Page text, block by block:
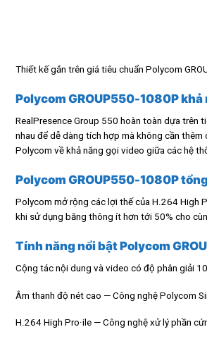
Thiết kế gắn trên giá tiêu chuẩn Polycom
Polycom GROUP550-1080P
RealPresence Group 550 hoàn toàn dựa trên
nhau để dễ dàng tích hợp mà không cần
Polycom về khả năng gọi video giữa các hệ
Polycom GROUP550-1080P
Polycom mở rộng các lợi thế của H.264 High
khi sử dụng băng thông ít hơn tới 50% cho
Tính năng nổi bật Polycom
Cộng tác nội dung và video có độ phân giải
Âm thanh độ nét cao — Công nghệ Polycom
H.264 High Pro·ile — Công nghệ xử lý phần